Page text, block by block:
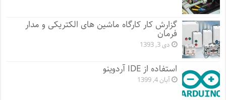
گزارش کار کارگاه ماشین های الکتریکی و مدار
فرمان
دی 3, 1393
استفاده از IDE آردوینو
آبان 4, 1399